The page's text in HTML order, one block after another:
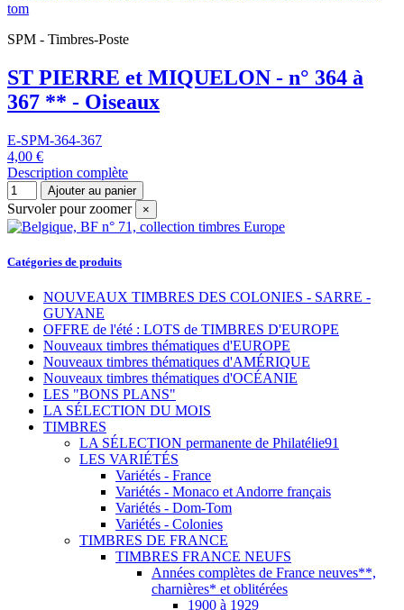
SPM - Timbres-Poste
ST PIERRE et MIQUELON - n° 364 à
367 ** - Oiseaux
E-SPM-364-367
4,00 €
Description complète
Ajouter au panier
Survoler pour zoomer ×
Catégories de produits
NOUVEAUX TIMBRES DES COLONIES - SARRE -
GUYANE
OFFRE de l'été : LOTS de TIMBRES D'EUROPE
Nouveaux timbres thématiques d'EUROPE
Nouveaux timbres thématiques d'AMÉRIQUE
Nouveaux timbres thématiques d'OCÉANIE
LES "BONS PLANS"
LA SÉLECTION DU MOIS
TIMBRES
LA SÉLECTION permanente de Philatélie91
LES VARIÉTÉS
Variétés - France
Variétés - Monaco et Andorre français
Variétés - Dom-Tom
Variétés - Colonies
TIMBRES DE FRANCE
TIMBRES FRANCE NEUFS
Années complètes de France neuves**,
charnières* et oblitérées
1900 à 1929